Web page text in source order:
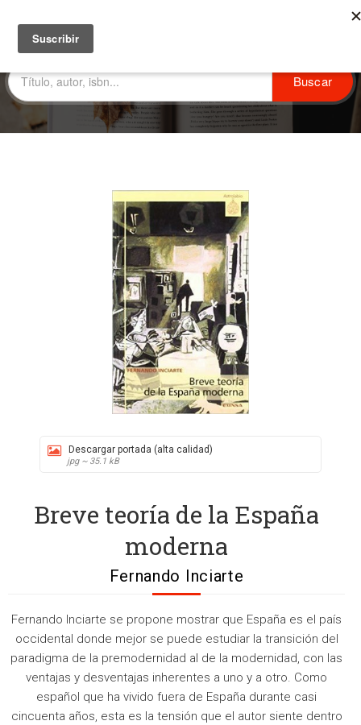
Descargar portada (alta calidad)
jpg ~ 35.1 kB
Breve teoría de la España
moderna
Fernando Inciarte
Fernando Inciarte se propone mostrar que España es el país
occidental donde mejor se puede estudiar la transición del
paradigma de la premodernidad al de la modernidad, con las
ventajas y desventajas inherentes a uno y a otro. Como
español que ha vivido fuera de España durante casi
cincuenta años, esta es la tensión que el autor siente dentro